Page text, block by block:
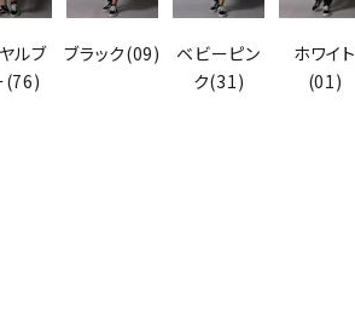
ルブ
(76)
ブラック(09)
ベビーピン
ク(31)
ホワイト
(01)